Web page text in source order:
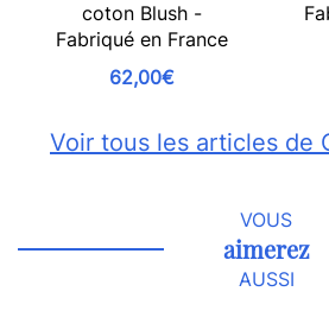
coton Blush -
Fabriqué en France
62,00€
Voir tous les articles de
VOUS
aimerez
AUSSI